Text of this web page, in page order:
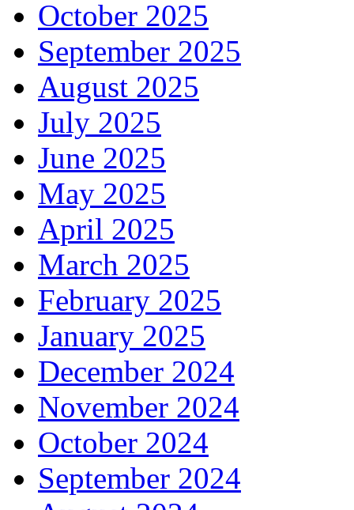
October 2025
September 2025
August 2025
July 2025
June 2025
May 2025
April 2025
March 2025
February 2025
January 2025
December 2024
November 2024
October 2024
September 2024